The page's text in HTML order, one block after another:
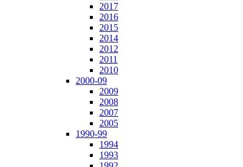
2017
2016
2015
2014
2012
2011
2010
2000-09
2009
2008
2007
2005
1990-99
1994
1993